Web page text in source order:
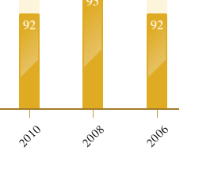
92
2010 2008
92
2006